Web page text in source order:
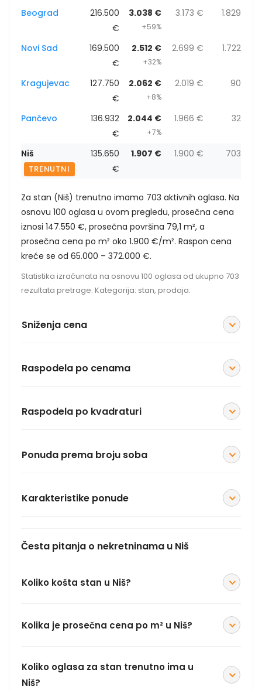
Beograd
216.500
€
3.038 €
+59%
3.173 € 1.829
Novi Sad
169.500
€
2.512 €
+32%
2.699 € 1.722
Kragujevac
127.750
€
2.062 €
+8%
2.019 € 90
Pančevo
136.932
€
2.044 €
+7%
1.966 € 32
Niš
TRENUTNI
135.650
€
1.907 € 1.900 € 703
Za stan (Niš) trenutno imamo 703 aktivnih oglasa. Na
osnovu 100 oglasa u ovom pregledu, prosečna cena
iznosi 147.550 €, prosečna površina 79,1 m², a
prosečna cena po m² oko 1.900 €/m². Raspon cena
kreće se od 65.000 – 372.000 €.
Statistika izračunata na osnovu 100 oglasa od ukupno 703
rezultata pretrage. Kategorija: stan, prodaja.
Sniženja cena
Raspodela po cenama
Raspodela po kvadraturi
Ponuda prema broju soba
Karakteristike ponude
Česta pitanja o nekretninama u Niš
Koliko košta stan u Niš?
Kolika je prosečna cena po m² u Niš?
Koliko oglasa za stan trenutno ima u
Niš?